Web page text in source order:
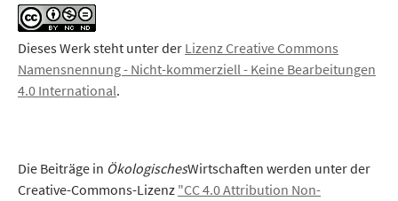
Dieses Werk steht unter der Lizenz Creative Commons
Namensnennung - Nicht-kommerziell - Keine Bearbeitungen
4.0 International.
Die Beiträge in ÖkologischesWirtschaften werden unter der
Creative-Commons-Lizenz "CC 4.0 Attribution Non-